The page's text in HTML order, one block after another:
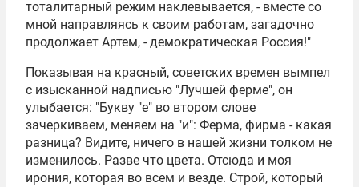
тоталитарный режим наклевывается, - вместе со
мной направляясь к своим работам, загадочно
продолжает Артем, - демократическая Россия!"
Показывая на красный, советских времен вымпел
с изысканной надписью "Лучшей ферме", он
улыбается: "Букву "е" во втором слове
зачеркиваем, меняем на "и": Ферма, фирма - какая
разница? Видите, ничего в нашей жизни толком не
изменилось. Разве что цвета. Отсюда и моя
ирония, которая во всем и везде. Строй, который